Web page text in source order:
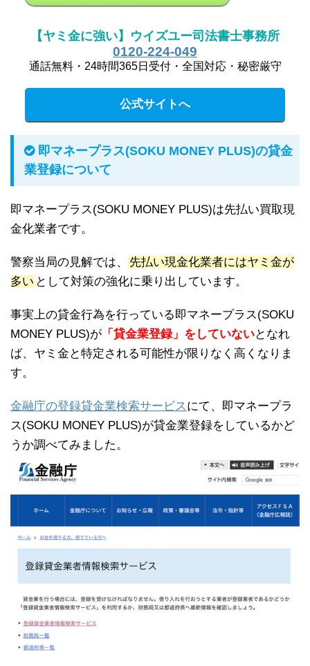
【ヤミ金に強い】ウイズユー司法書士事務所
0120-224-049
通話無料・24時間365日受付・全国対応・秘密厳守
公式サイトへ
即マネープラス(SOKU MONEY PLUS)の貸金
業登録について
即マネープラス(SOKU MONEY PLUS)は先払い買取現
金化業者です。
警察当局の見解では、
先払い現金化業者にはヤミ金が
多い として対策の強化に乗り出しています。
事実上の貸金行為を行っている即マネープラス(SOKU
MONEY PLUS)が 「貸金業登録」をしていないとなれ
ば、ヤミ金と特定される可能性が限りなく高くなりま
す。
金融庁の登録貸金業検索サービスにて、即マネープラ
ス(SOKU MONEY PLUS)が貸金業登録をしているかど
うか調べてみました。